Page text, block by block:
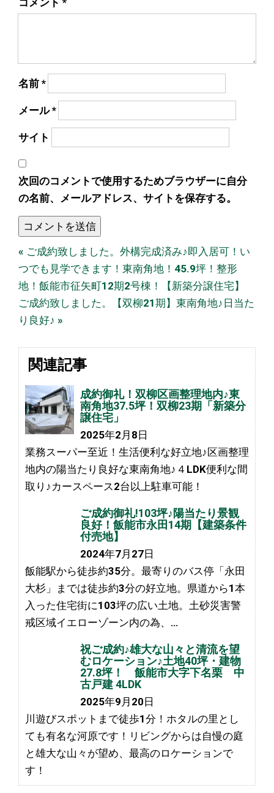
コメント *
名前 *
メール*
サイト
次回のコメントで使用するためブラウザーに自分
の名前、メールアドレス、サイトを保存する。
« ご成約致しました。外構完成済み♪即入居可！い
つでも見学できます！東南角地！45.9坪！整形
地！飯能市征矢町12期2号棟！【新築分譲住宅】
ご成約致しました。【双柳21期】東南角地♪日当た
り良好♪ »
関連記事
成約御礼！双柳区画整理地内♪東
南角地37.5坪！双柳23期「新築分
譲住宅」
2025年2月8日
業務スーパー至近！生活便利な好立地♪区画整理
地内の陽当たり良好な東南角地♪４LDK便利な間
取り♪カースペース2台以上駐車可能！
ご成約御礼!103坪♪陽当たり景観
良好！飯能市永田14期【建築条件
付売地】
2024年7月27日
飯能駅から徒歩約35分。最寄りのバス停「永田
大杉」までは徒歩約3分の好立地。県道から1本
入った住宅街に103坪の広い土地。土砂災害警
戒区域イエローゾーン内の為、…
祝ご成約♪雄大な山々と清流を望
むロケーション♪土地40坪・建物
27.8坪！ 飯能市大字下名栗 中
古戸建 4LDK
2025年9月20日
川遊びスポットまで徒歩1分！ホタルの里とし
ても有名な河原です！リビングからは自慢の庭
と雄大な山々が望め、最高のロケーションで
す！